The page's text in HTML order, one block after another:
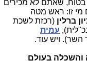
בטוח, שאתם לא מכירים
מי זו: ראש מטה
ברלין (רכזת לשכת
עמית
השר). ויש עוד.
והשכלה בעולם